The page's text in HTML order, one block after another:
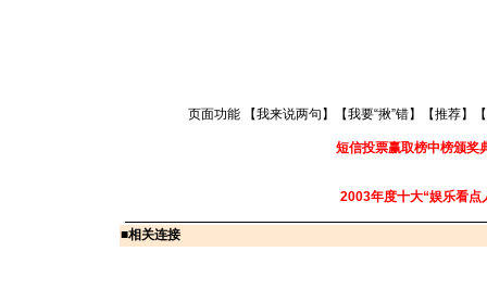
页面功能 【我来说两句 】【我要“揪”错】【推荐】
短信投票赢取榜中榜颁奖
2003年度十大“娱乐看点
■相关连接